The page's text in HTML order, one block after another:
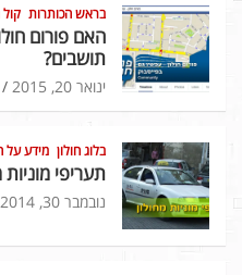
בראש הכותרות
האם פורום
תושבים?
ינואר 20, 2015
בלוג חולון מידע על
תעריפי
נובמבר 30, 2014